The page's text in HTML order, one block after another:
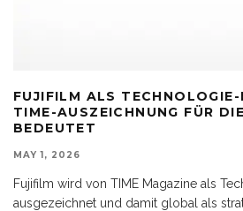
FUJIFILM ALS
TIME-AUSZEICHNUNG FÜR
BEDEUTET
MAY 1, 2026
Fujifilm wird von TIME Magazine als
ausgezeichnet und damit global als